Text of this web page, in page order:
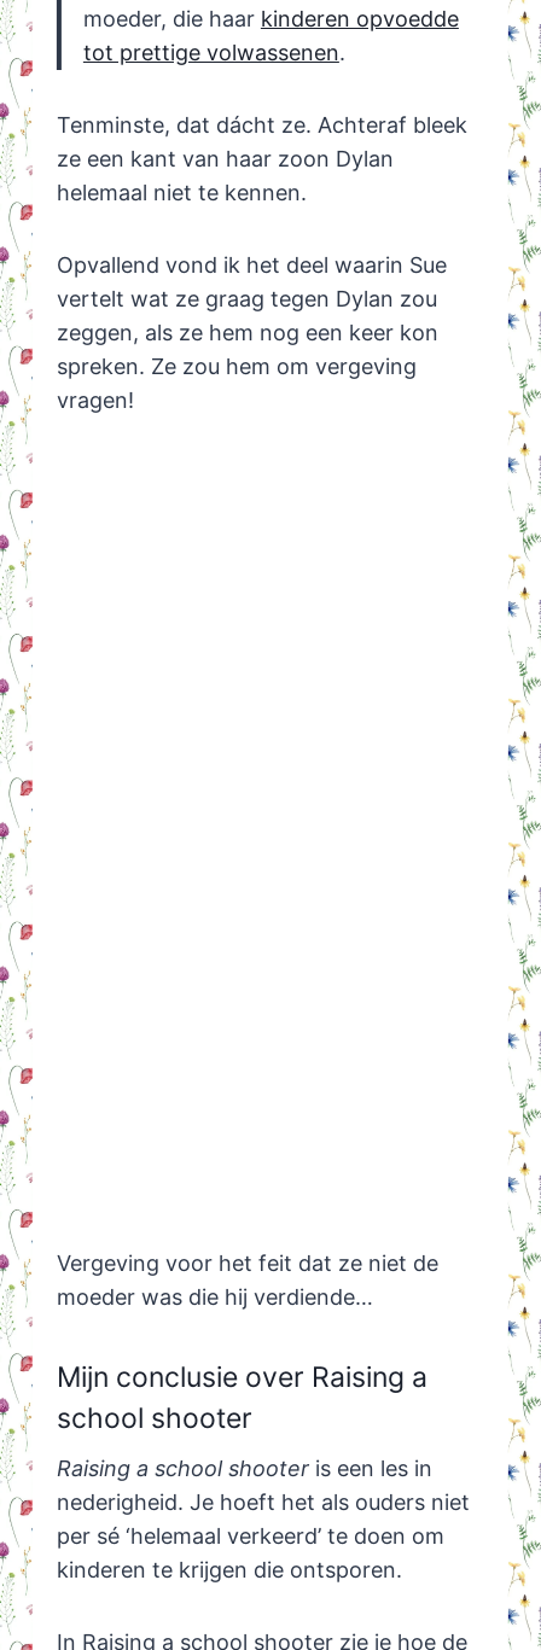
moeder, die haar kinderen opvoedde
tot prettige volwassenen.
Tenminste, dat dácht ze. Achteraf bleek
ze een kant van haar zoon Dylan
helemaal niet te kennen.
Opvallend vond ik het deel waarin Sue
vertelt wat ze graag tegen Dylan zou
zeggen, als ze hem nog een keer kon
spreken. Ze zou hem om vergeving
vragen!
Vergeving voor het feit dat ze niet de
moeder was die hij verdiende…
Mijn conclusie over Raising a
school shooter
Raising a school shooteris een les in
nederigheid. Je hoeft het als ouders niet
per sé ‘helemaal verkeerd’ te doen om
kinderen te krijgen die ontsporen.
In Raising a school shooter zie je hoe de